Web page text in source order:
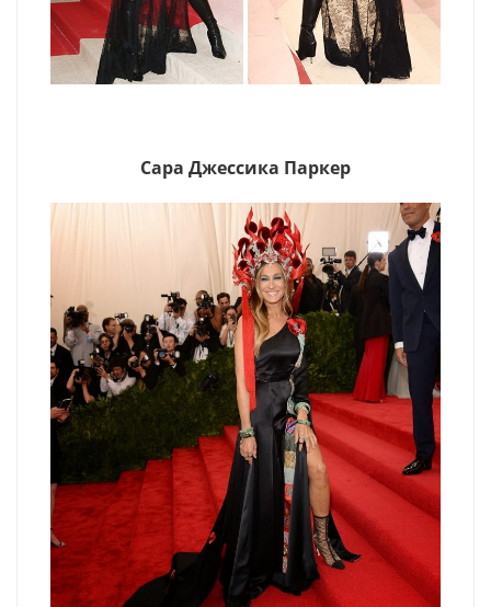
Сара Джессика Паркер